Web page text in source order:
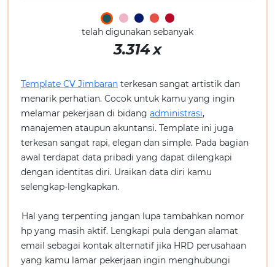
telah digunakan sebanyak
3.314x
Template CV Jimbaran terkesan sangat artistik dan
menarik perhatian. Cocok untuk kamu yang ingin
melamar pekerjaan di bidang administrasi,
manajemen ataupun akuntansi. Template ini juga
terkesan sangat rapi, elegan dan simple. Pada bagian
awal terdapat data pribadi yang dapat dilengkapi
dengan identitas diri. Uraikan data diri kamu
selengkap-lengkapkan.
Hal yang terpenting jangan lupa tambahkan nomor
hp yang masih aktif. Lengkapi pula dengan alamat
email sebagai kontak alternatif jika HRD perusahaan
yang kamu lamar pekerjaan ingin menghubungi